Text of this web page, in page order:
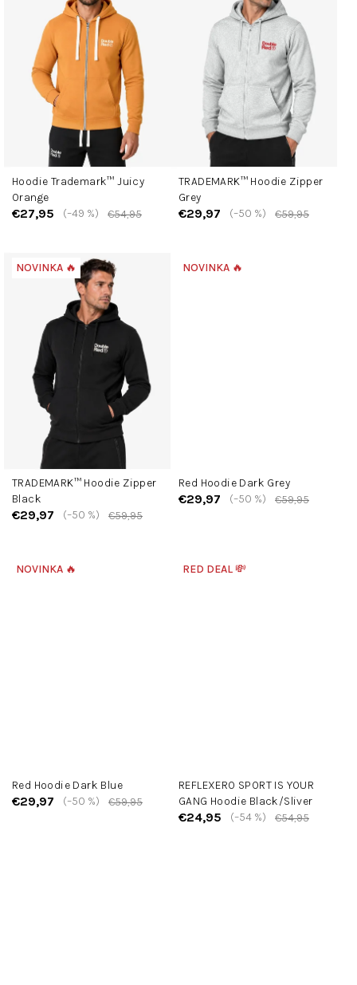
o
v
Hoodie Trademark™ Juicy
Orange
€27,95 €54,95
(–49 %)
TRADEMARK™ Hoodie Zipper
Grey
€29,97 €59,95
(–50 %)
NOVINKA 🔥
TRADEMARK™ Hoodie Zipper
Black
€29,97 €59,95
(–50 %)
NOVINKA 🔥
Red Hoodie Dark Grey
€29,97 €59,95
(–50 %)
NOVINKA 🔥
Red Hoodie Dark Blue
€29,97 €59,95
(–50 %)
RED DEAL 💸
REFLEXERO SPORT IS YOUR
GANG Hoodie Black/Sliver
€24,95 €54,95
(–54 %)